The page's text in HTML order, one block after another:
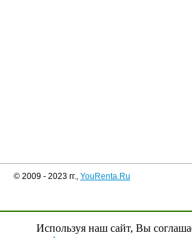
© 2009 - 2023 гг., YouRenta.Ru
Используя наш сайт, Вы